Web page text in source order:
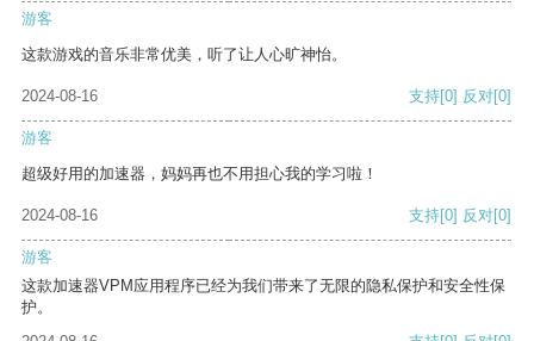
游客
这款游戏的音乐非常优美，听了让人心旷神怡。
2024-08-16 支持[0] 反对[0]
游客
超级好用的加速器，妈妈再也不用担心我的学习啦！
2024-08-16 支持[0] 反对[0]
游客
这款加速器VPM应用程序已经为我们带来了无限的隐私保护和安全性保
护。